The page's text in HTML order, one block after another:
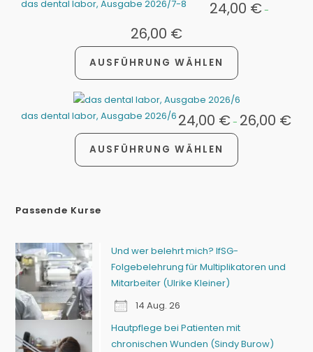
das dental labor, Ausgabe 2026/7-8 24,00 €-
26,00 €
AUSFÜHRUNG WÄHLEN
das dental labor, Ausgabe 2026/6 24,00 €- 26,00 €
AUSFÜHRUNG WÄHLEN
Passende Kurse
Und wer belehrt mich? IfSG-
Folgebelehrung für Multiplikatoren und
Mitarbeiter (Ulrike Kleiner)
14 Aug. 26
Hautpflege bei Patienten mit
chronischen Wunden (Sindy Burow)